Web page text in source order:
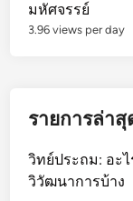
มหัศจรรย์
3.96 views per day
รายการล่าสุ
วิทย์ประถม: อะ
วิวัฒนาการบ้าง